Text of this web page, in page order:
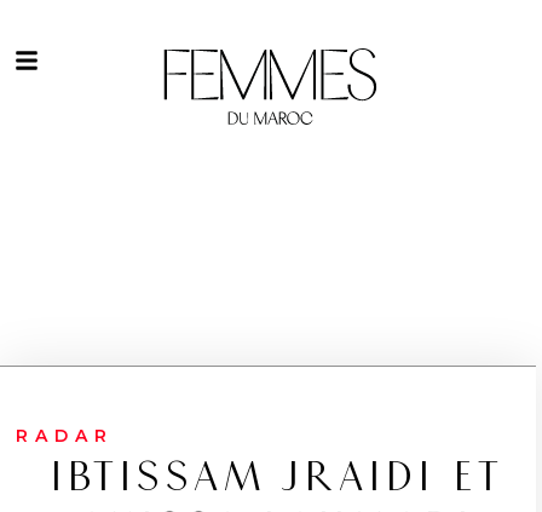
RADAR
IBTISSAM JRAIDI ET